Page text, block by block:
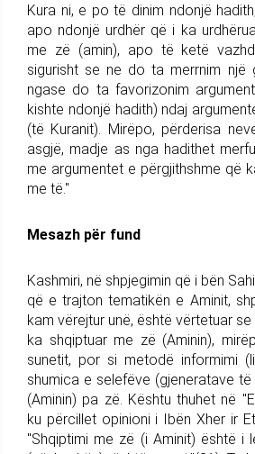
Kura ni, e po të dinim ndonjë
apo ndonjë urdhër që i ka
me zë (amin), apo të ketë
sigurisht se ne do ta merrnim një
ngase do ta favorizonim
kishte ndonjë hadith) ndaj
(të Kuranit). Mirëpo, përderisa
asgjë, madje as nga hadithet
me argumentet e përgjithshme që
me të."
Mesazh për fund
Kashmiri, në shpjegimin që i bën
që e trajton tematikën e Aminit,
kam vërejtur unë, është vërtetuar se
ka shqiptuar me zë (Aminin),
sunetit, por si metodë informimi
shumica e selefëve (gjeneratave
(Aminin) pa zë. Kështu thuhet në
ku përcillet opinioni i Ibën Xher ir
"Shqiptimi me zë (i Aminit) është i